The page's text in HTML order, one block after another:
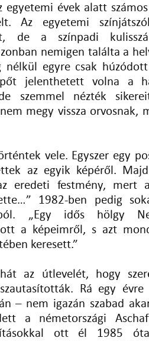
egyetemi évek alatt
Az egyetemi
de a színpadi
nemigen találta a
nélkül egyre csak
jelenthetett volna a
szemmel nézték
megy vissza orvosnak,
vele. Egyszer egy
az egyik képéről.
eredeti festmény, mert
1982-ben pedig
„Egy idős hölgy
a képeimről, s azt
keresett.”
az útlevelét, hogy
Rá egy
– nem igazán szabad
a németországi
ott él 1985